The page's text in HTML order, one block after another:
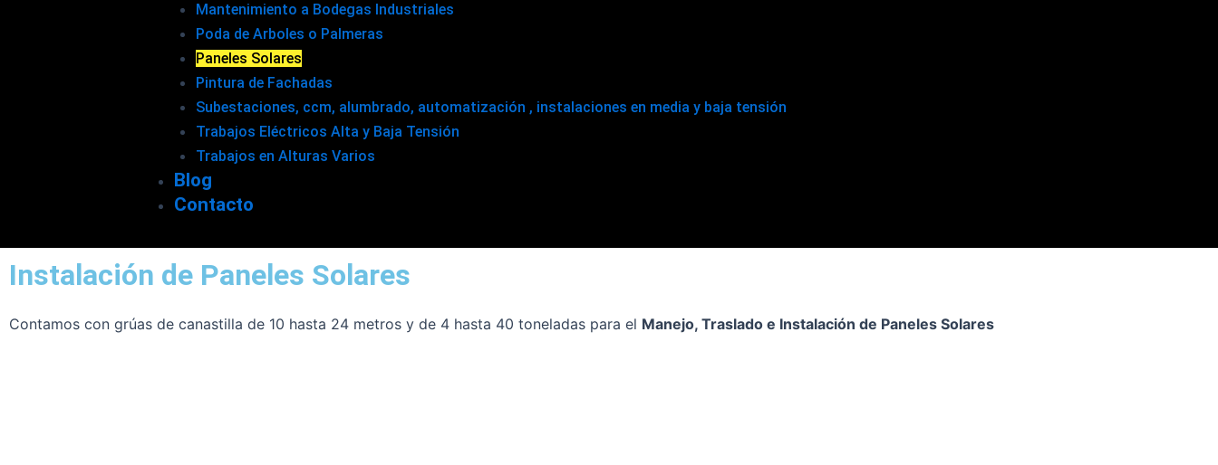
Mantenimiento a Bodegas Industriales
Poda de Arboles o Palmeras
Paneles Solares
Pintura de Fachadas
Subestaciones, ccm, alumbrado, automatización , instalaciones en media y baja tensión
Trabajos Eléctricos Alta y Baja Tensión
Trabajos en Alturas Varios
Blog
Contacto
Instalación de Paneles Solares
Contamos con grúas de canastilla de 10 hasta 24 metros y de 4 hasta 40 toneladas para el Manejo, Traslado e Instalación de Paneles Solares